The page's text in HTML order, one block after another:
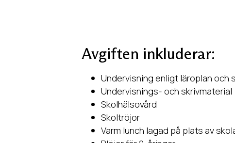
Avgiften inkluderar:
Undervisning enligt läroplan och
Undervisnings- och skrivmaterial
Skolhälsovård
Skoltröjor
Varm lunch lagad på plats av